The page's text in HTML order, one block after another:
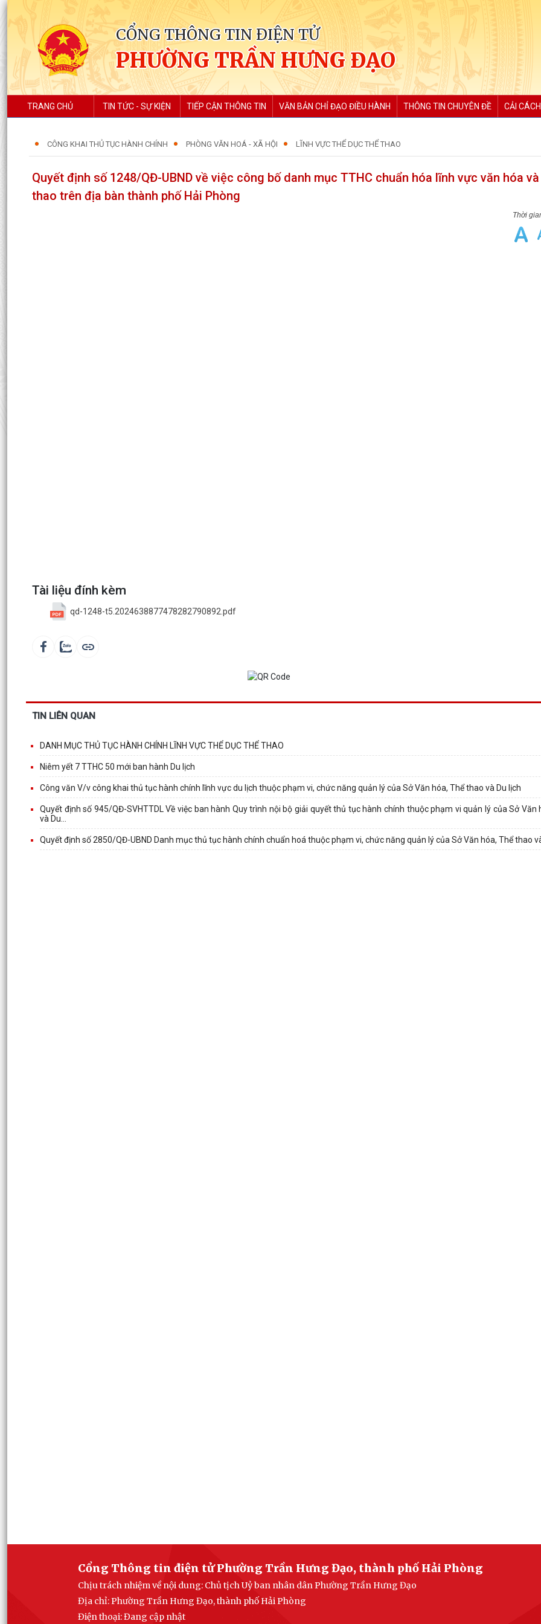
CỔNG THÔNG TIN ĐIỆN TỬ
PHƯỜNG TRẦN HƯNG ĐẠO
TRANG CHỦ TIN TỨC - SỰ KIỆN TIẾP CẬN THÔNG TIN VĂN BẢN CHỈ ĐẠO ĐIỀU HÀNH THÔNG TIN CHUYÊN ĐỀ CẢI
CÔNG KHAI THỦ TỤC HÀNH CHÍNH PHÒNG VĂN HOÁ - XÃ HỘI LĨNH VỰC THỂ DỤC THỂ THAO
Quyết định số 1248/QĐ-UBND về việc công bố danh mục TTHC chuẩn hóa lĩnh vực văn hóa
thao trên địa bàn thành phố Hải Phòng
Tài liệu đính kèm
qd-1248-t5.2024638877478282790892.pdf
TIN LIÊN QUAN
DANH MỤC THỦ TỤC HÀNH CHÍNH LĨNH VỰC THỂ DỤC THỂ THAO
Niêm yết 7 TTHC 50 mới ban hành Du lịch
Công văn V/v công khai thủ tục hành chính lĩnh vực du lịch thuộc phạm vi, chức năng quản lý của Sở Văn hóa, Thể thao và Du lịch
Quyết định số 945/QĐ-SVHTTDL Về việc ban hành Quy trình nội bộ giải quyết thủ tục hành chính thuộc phạm vi quản lý của Sở Văn
và Du...
Quyết định số 2850/QĐ-UBND Danh mục thủ tục hành chính chuẩn hoá thuộc phạm vi, chức năng quản lý của Sở Văn hóa, Thể thao
Cổng Thông tin điện tử Phường Trần Hưng Đạo, thành phố Hải Phòng
Chịu trách nhiệm về nội dung: Chủ tịch Uỷ ban nhân dân Phường Trần Hưng Đạo
Địa chỉ: Phường Trần Hưng Đạo, thành phố Hải Phòng
Điện thoại: Đang cập nhật